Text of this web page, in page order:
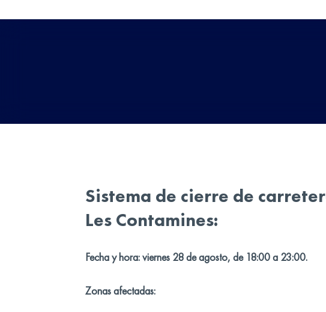
Sistema de cierre de
Les Contamines:
Fecha y hora: viernes 28 de agosto, de 18:00 a 23:00.
Zonas afectadas: